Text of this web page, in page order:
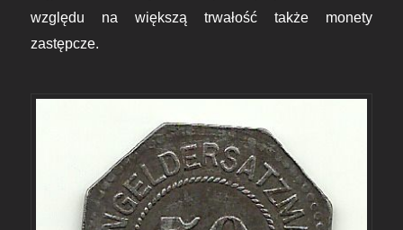
względu na większą trwałość także monety
zastępcze.